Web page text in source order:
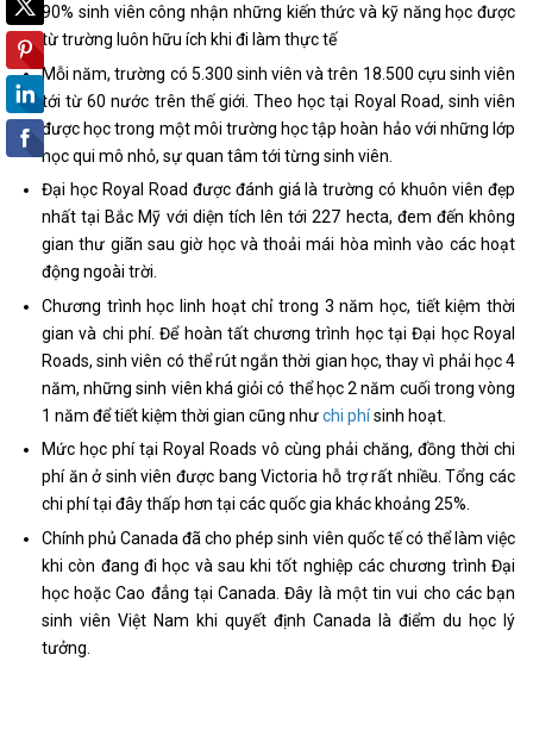
90% sinh viên công nhận những kiến thức và kỹ năng học được
từ trường luôn hữu ích khi đi làm thực tế
Mỗi năm, trường có 5.300 sinh viên và trên 18.500 cựu sinh viên
tới từ 60 nước trên thế giới. Theo học tại Royal Road, sinh viên
được học trong một môi trường học tập hoàn hảo với những lớp
học qui mô nhỏ, sự quan tâm tới từng sinh viên.
Đại học Royal Road được đánh giá là trường có khuôn viên đẹp
nhất tại Bắc Mỹ với diện tích lên tới 227 hecta, đem đến không
gian thư giãn sau giờ học và thoải mái hòa mình vào các hoạt
động ngoài trời.
Chương trình học linh hoạt chỉ trong 3 năm học, tiết kiệm thời
gian và chi phí. Để hoàn tất chương trình học tại Đại học Royal
Roads, sinh viên có thể rút ngắn thời gian học, thay vì phải học 4
năm, những sinh viên khá giỏi có thể học 2 năm cuối trong vòng
1 năm để tiết kiệm thời gian cũng nhưchi phísinh hoạt.
Mức học phí tại Royal Roads vô cùng phải chăng, đồng thời chi
phí ăn ở sinh viên được bang Victoria hỗ trợ rất nhiều. Tổng các
chi phí tại đây thấp hơn tại các quốc gia khác khoảng 25%.
Chính phủ Canada đã cho phép sinh viên quốc tế có thể làm việc
khi còn đang đi học và sau khi tốt nghiệp các chương trình Đại
học hoặc Cao đẳng tại Canada. Đây là một tin vui cho các bạn
sinh viên Việt Nam khi quyết định Canada là điểm du học lý
tưởng.